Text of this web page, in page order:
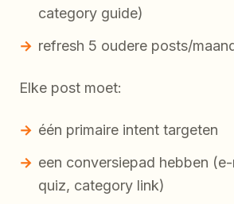
category guide)
refresh 5 oudere posts/
Elke post moet:
één primaire intent targeten
een conversiepad hebben
quiz, category link)